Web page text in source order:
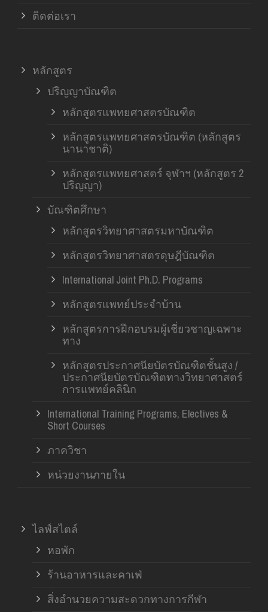
ติดต่อเรา
หลักสูตร
ปริญญาบัณฑิต
หลักสูตรแพทยศาสตรบัณฑิต
หลักสูตรแพทยศาสตรบัณฑิต (หลักสูตร
นานาชาติ)
หลักสูตรแพทยศาสตร์ จุฬาฯ (หลักสูตร 2
ปริญญา)
บัณฑิตศึกษา
หลักสูตรวิทยาศาสตรมหาบัณฑิต
หลักสูตรวิทยาศาสตรดุษฎีบัณฑิต
International Joint Ph.D. Programs
หลักสูตรแพทย์ประจำบ้าน
หลักสูตรการฝึกอบรมผู้เชี่ยวชาญเฉพาะ
ทาง
หลักสูตรประกาศนียบัตรบัณฑิตชั้นสูง /
ประกาศนียบัตรบัณฑิตทางวิทยาศาสตร์
การแพทย์คลินิก
International Training Programs, Electives &
Short Courses
ภาควิชา
หน่วยงานภายใน
ไลฟ์สไตล์
หอพัก
ร้านอาหารและคาเฟ่
สิ่งอำนวยความสะดวกทางการกีฬา